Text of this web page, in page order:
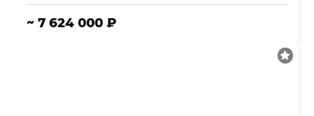
~ 7 624 000 ₽